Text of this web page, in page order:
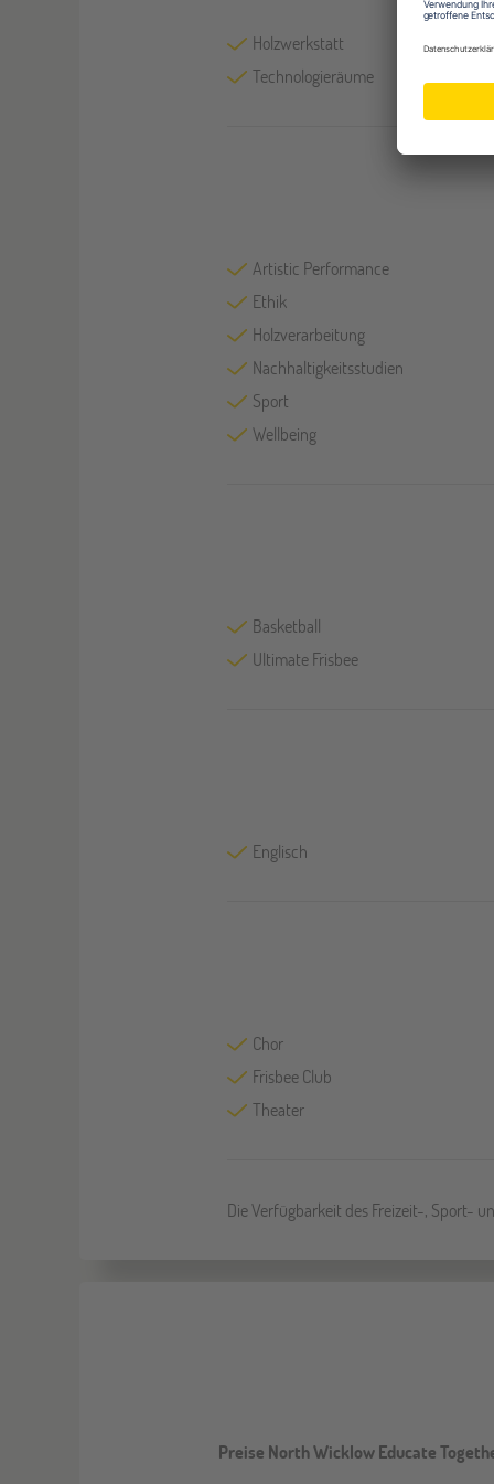
Holzwerkstatt
Technologieräume
Artistic Performance
Ethik
Holzverarbeitung
Nachhaltigkeitsstudien
Sport
Wellbeing
Basketball
Ultimate Frisbee
Englisch
Chor
Frisbee Club
Theater
Die Verfügbarkeit des Freizeit-, Sport-
Preise North Wicklow Educate